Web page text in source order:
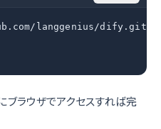
langgenius/dify.git
ブラウザでアクセスすれば完